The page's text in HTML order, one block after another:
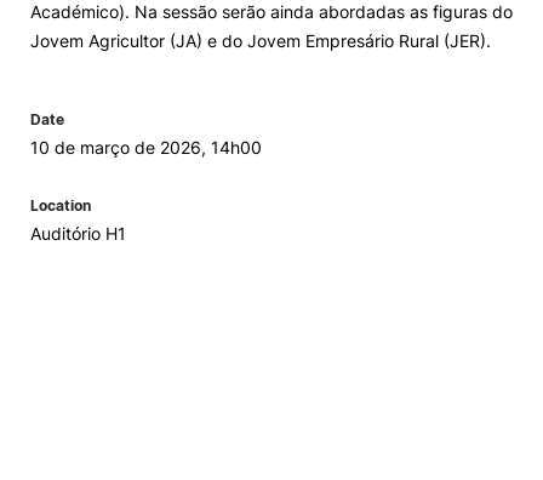
Académico). Na sessão serão ainda abordadas as figuras do
Jovem Agricultor (JA) e do Jovem Empresário Rural (JER).
Date
10 de março de 2026, 14h00
Location
Auditório H1